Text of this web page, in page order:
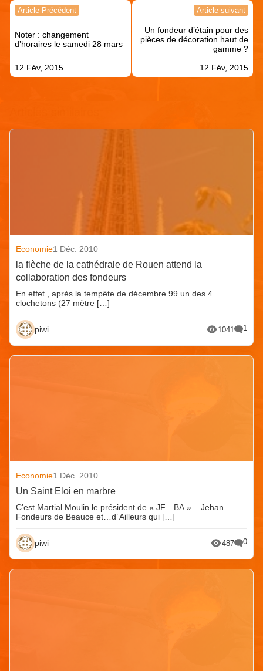
Navigation
l’article
Article Précédent
Noter : changement
d’horaires le samedi 28 mars
12 Fév, 2015
Article suivant
Un fondeur d’étain pour des
pièces de décoration haut de
gamme ?
12 Fév, 2015
Economie1 Déc. 2010
la flèche de la cathédrale de Rouen attend la
collaboration des fondeurs
En effet , après la tempête de décembre 99 un des 4
clochetons (27 mètre […]
piwi 1041 1
Economie1 Déc. 2010
Un Saint Eloi en marbre
C’est Martial Moulin le président de « JF…BA » – Jehan
Fondeurs de Beauce et…d’ Ailleurs qui […]
piwi 487 0